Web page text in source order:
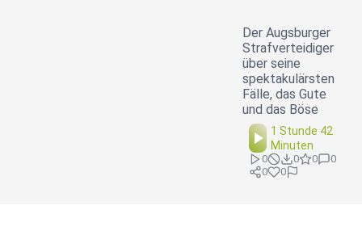
Der Augsburger
Strafverteidiger
über seine
spektakulärsten
Fälle, das Gute
und das Böse
1 Stunde 42
Minuten
0 0 0
0
0
0